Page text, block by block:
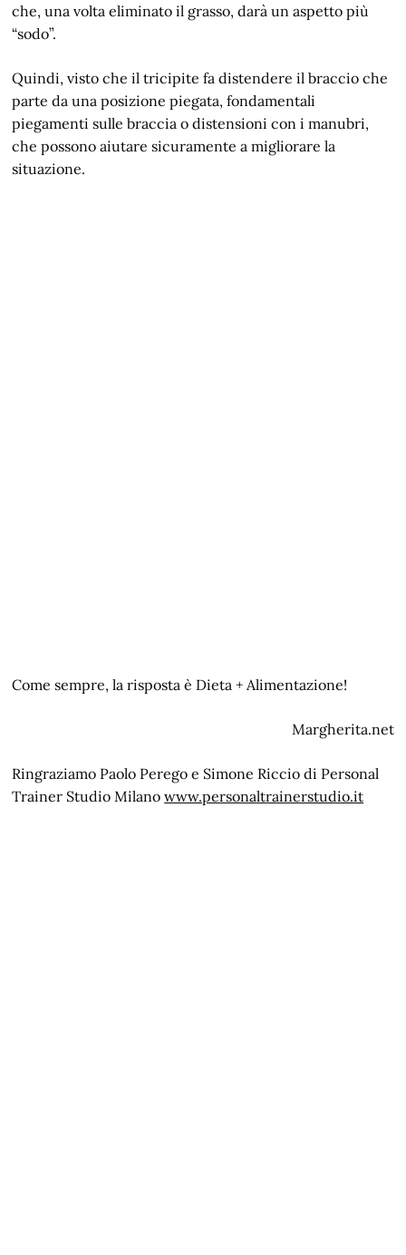
che, una volta eliminato il grasso, darà un aspetto più
“sodo”.
Quindi, visto che il tricipite fa distendere il braccio che
parte da una posizione piegata, fondamentali
piegamenti sulle braccia o distensioni con i manubri,
che possono aiutare sicuramente a migliorare la
situazione.
Come sempre, la risposta è Dieta + Alimentazione!
Margherita.net
Ringraziamo Paolo Perego e Simone Riccio di Personal
Trainer Studio Milanowww.personaltrainerstudio.it